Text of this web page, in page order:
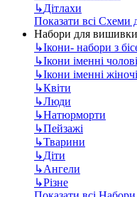
↳Дітлахи
Показати всі Схеми
Набори для вишивки
↳Ікони- набори з
↳Ікони іменні
↳Ікони іменні жіночі
↳Квіти
↳Люди
↳Натюрморти
↳Пейзажі
↳Тварини
↳Діти
↳Ангели
↳Різне